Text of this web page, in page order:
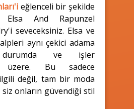
eğlenceli bir şekilde
Elsa And Rapunzel
seveceksiniz. Elsa ve
aynı çekici adama
durumda ve işler
üzere. Bu sadece
değil, tam bir moda
onların güvendiği stil